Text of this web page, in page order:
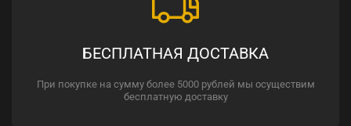
БЕСПЛАТНАЯ ДОСТАВКА
При покупке на сумму более 5000 рублей мы осуществим
бесплатную доставку